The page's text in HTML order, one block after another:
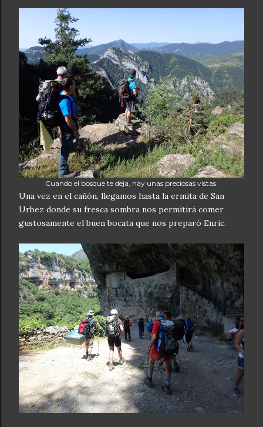
Cuando el bosque te deja, hay unas preciosas vistas.
Una vez en el cañón, llegamos hasta la ermita de San
Urbez donde su fresca sombra nos permitirá comer
gustosamente el buen bocata que nos preparó Enric.